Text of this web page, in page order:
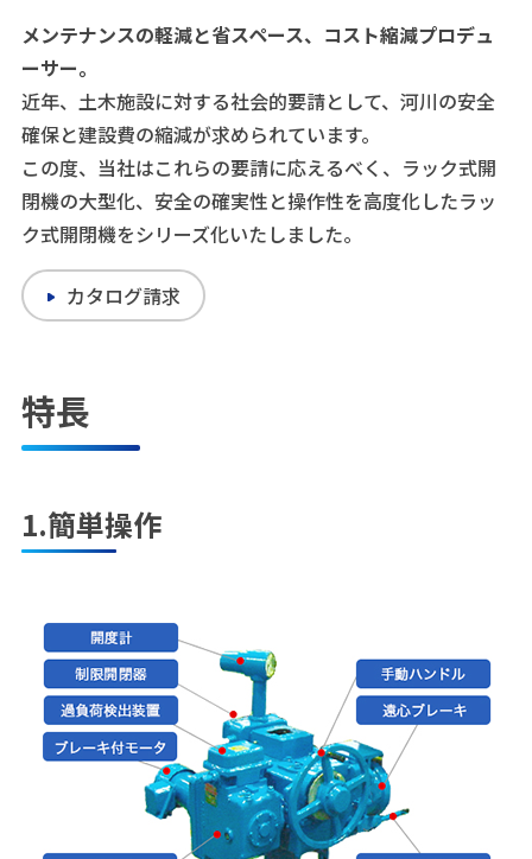
メンテナンスの軽減と省スペース、コスト縮減プロデュ
ーサー。
近年、土木施設に対する社会的要請として、河川の安全
確保と建設費の縮減が求められています。
この度、当社はこれらの要請に応えるべく、ラック式開
閉機の大型化、安全の確実性と操作性を高度化したラッ
ク式開閉機をシリーズ化いたしました。
カタログ請求
特長
1.簡単操作